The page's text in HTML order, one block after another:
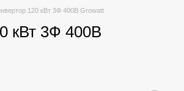
120 кВт 3Ф 400В Growatt
кВт 3Ф 400В